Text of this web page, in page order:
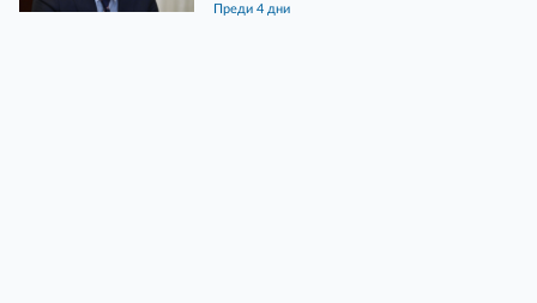
преди 4 дни